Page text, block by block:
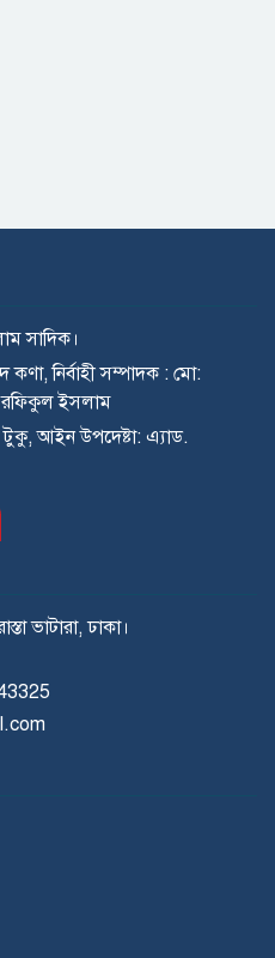
সাদিক।
নির্বাহী সম্পাদক : মো:
রফিকুল ইসলাম
টুকু, আইন উপদেষ্টা: এ্যাড.
ভাটারা, ঢাকা।